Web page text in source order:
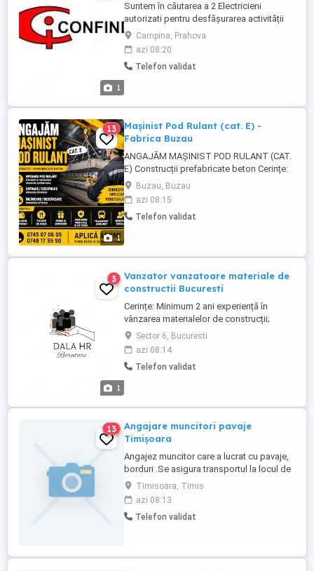
1
Suntem în căutarea a 2 Electricieni
autorizati pentru desfășurarea activității
pe șantiere industriale. Responsabilități: -
Executarea lucrărilor de montaj al
instalațiilor electrice conform proiectului
tehnic și normelor în vigoare, cu
Campina, Prahova
azi 08:20
Telefon validat
1
13
Mașinist Pod Rulant (cat. E) -
Fabrica Buzau
ANGAJĂM MAȘINIST POD RULANT (CAT.
E) Construcții prefabricate beton Cerințe:
Calificare pod rulant (cat. E) Studii: școală
profesională liceu 3 6 luni experiență
(avantaj) Seriozitate și punctualitate
Responsabilități: Operare pod rulant +
Buzau, Buzau
azi 08:15
Telefon validat
1
3
Vanzator vanzatoare materiale de
constructii Bucuresti
Cerințe: Minimum 2 ani experiență în
vânzarea materialelor de construcții;
Experiență în consilierea clienților și
întocmirea ofertelor; Abilități excelente de
comunicare și negociere; Seriozitate,
responsabilitate și orientare către
Sector 6, Bucuresti
azi 08:14
Telefon validat
13
Angajare muncitori pavaje
Timișoara
Angajez muncitor care a lucrat cu pavaje,
borduri .Se asigura transportul la locul de
muncă cu plecare de la Aem .Se face
angajare . Salariu 5000 - 6000 lei .Banii se
dau la două săptămâni.!!. Nu avem cazare
! Tel.
Timisoara, Timis
azi 08:13
Telefon validat